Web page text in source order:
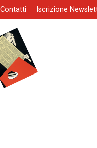
Contatti Iscrizione